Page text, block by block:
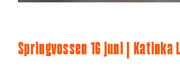
Springvossen 16 juni | Katinka